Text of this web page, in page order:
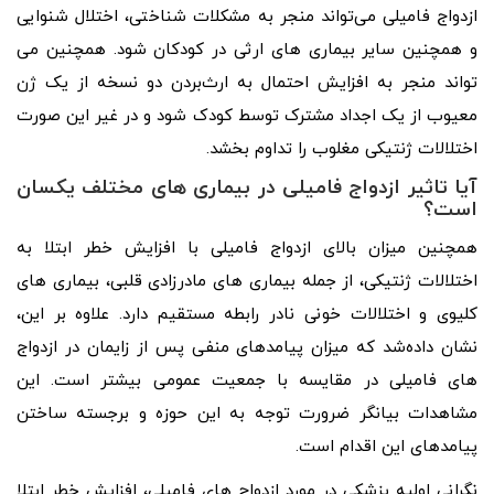
ازدواج فامیلی می‌تواند منجر به مشکلات شناختی، اختلال شنوایی
و همچنین سایر بیماری ‌های ارثی در کودکان شود. همچنین می
‌تواند منجر به افزایش احتمال به ارث‌بردن دو نسخه از یک ژن
معیوب از یک اجداد مشترک توسط کودک شود و در غیر این صورت
اختلالات ژنتیکی مغلوب را تداوم بخشد.
آیا تاثیر ازدواج فامیلی در بیماری های مختلف یکسان
است؟
همچنین میزان بالای ازدواج فامیلی با افزایش خطر ابتلا به
اختلالات ژنتیکی، از جمله بیماری ‌های مادرزادی قلبی، بیماری ‌های
کلیوی و اختلالات خونی نادر رابطه مستقیم دارد. علاوه بر این،
نشان داده‌شد که میزان پیامدهای منفی پس از زایمان در ازدواج
های فامیلی در مقایسه با جمعیت عمومی بیشتر است. این
مشاهدات بیانگر ضرورت توجه به این حوزه و برجسته ساختن
پیامدهای این اقدام است.